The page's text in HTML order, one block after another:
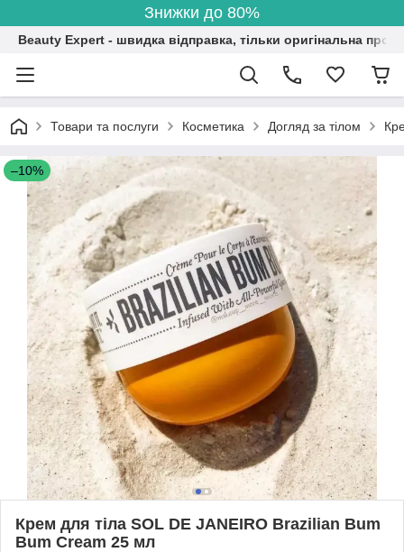
Знижки до 80%
Beauty Expert - швидка відправка, тільки оригінальна
Товари та послуги Косметика Догляд за тілом
–10%
Крем для тіла SOL DE JANEIRO Brazilian Bum
Bum Cream 25 мл